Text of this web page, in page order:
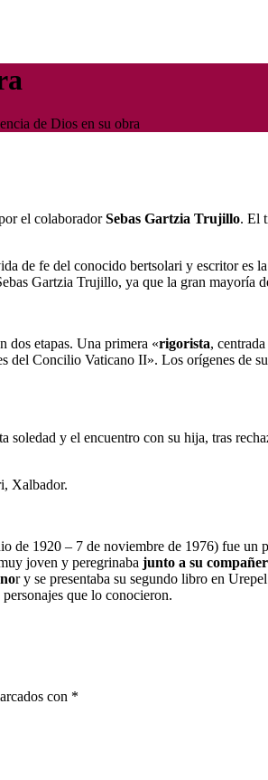
de Dios en su obra
el colaboradorSebas Gartzia Trujillo. El
de fe del conocido bertsolari y escritor es
Gartzia Trujillo, ya que la gran mayoría
dos etapas. Una primera «rigorista,
Concilio Vaticano II». Los orígenes de
y el encuentro con su hija, tras
Xalbador.
1920 – 7 de noviembre de 1976) fue
joven y peregrinaba junto a su
r y se presentaba su segundo libro en
que lo conocieron.
con *